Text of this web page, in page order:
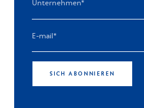
SICH ABONNIEREN